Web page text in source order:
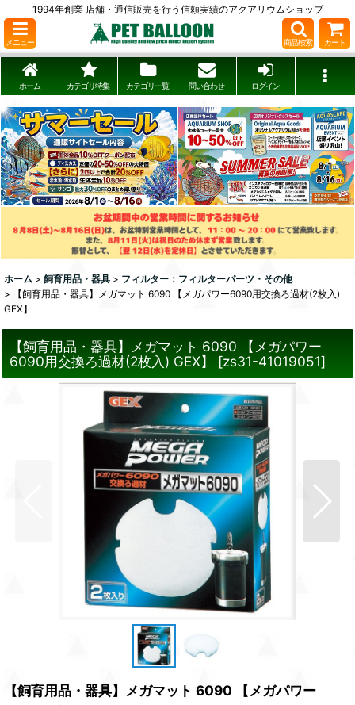
1994年創業 店舗・通信販売を行う信頼実績のアクアリウムショップ
メニュー 商品検索 カート
ホーム カテゴリ特集 カテゴリ一覧 問い合わせ ログイン
ホーム > 飼育用品・器具 > フィルター：フィルターパーツ・その他
>
【飼育用品・器具】メガマット 6090 【メガパワー6090用交換ろ過材(2枚入)
GEX】
【飼育用品・器具】メガマット 6090 【メガパワー
6090用交換ろ過材(2枚入) GEX】
[zs31-41019051]
【飼育用品・器具】メガマット 6090 【メガパワー